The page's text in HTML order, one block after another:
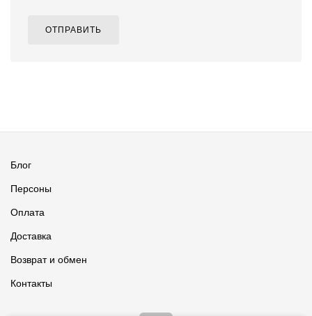
ОТПРАВИТЬ
Блог
Персоны
Оплата
Доставка
Возврат и обмен
Контакты